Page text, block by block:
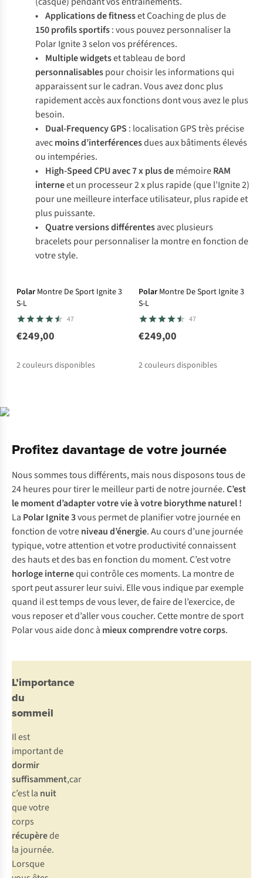
• Applications de fitnesset Coaching de plus de
150 profils sportifs: vous pouvez personnaliser la
Polar Ignite 3 selon vos préférences.
• Multiple widgetset tableau de bord
personnalisablespour choisir les informations qui
apparaissent sur le cadran. Vous avez donc plus
rapidement accès aux fonctions dont vous avez le plus
besoin.
• Dual-Frequency GPS : localisation GPS très précise
avecmoins d’interférencesdues aux bâtiments élevés
ou intempéries.
• High-Speed CPU avec 7 x plus demémoireRAM
interneet un processeur 2 x plus rapide (que l’Ignite 2)
pour une meilleure interface utilisateur, plus rapide et
plus puissante.
• Quatre versions différentesavec plusieurs
bracelets pour personnaliser la montre en fonction de
votre style.
Polar Montre De Sport Ignite 3
S-L
47
€249,00
2couleurs disponibles
Polar Montre De Sport Ignite 3
S-L
47
€249,00
2couleurs disponibles
Profitez davantage de votre journée
Nous sommes tous différents, mais nous disposons tous de
24 heures pour tirer le meilleur parti de notre journée.C’est
le moment d’adapter votre vie à votre biorythme naturel !
La Polar Ignite 3vous permet de planifier votre journée en
fonction de votreniveau d’énergie. Au cours d’une journée
typique, votre attention et votre productivité connaissent
des hauts et des bas en fonction du moment. C’est votre
horloge internequi contrôle ces moments. La montre de
sport peut assurer leur suivi. Elle vous indique par exemple
quand il est temps de vous lever, de faire de l’exercice, de
vous reposer et d’aller vous coucher. Cette montre de sport
Polar vous aide donc à mieux comprendre votre corps.
L’importance
du
sommeil
Il est
important de
dormir
suffisamment,car
c’est la nuit
que votre
corps
récupèrede
la journée.
Lorsque